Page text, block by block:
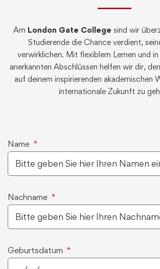
Am London Gate College sind wir
Studierende die Chance verdient,
verwirklichen. Mit flexiblem Lernen und
anerkannten Abschlüssen helfen wir dir,
auf deinem inspirierenden akademischen
internationale Zukunft zu
Name
Nachname
Geburtsdatum